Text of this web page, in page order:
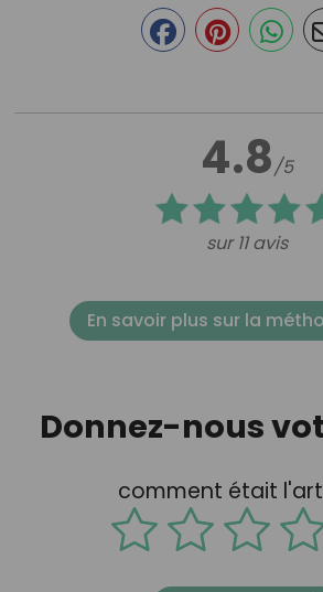
4.8/5
sur 11 avis
En savoir plus sur la
Donnez-nous
comment était